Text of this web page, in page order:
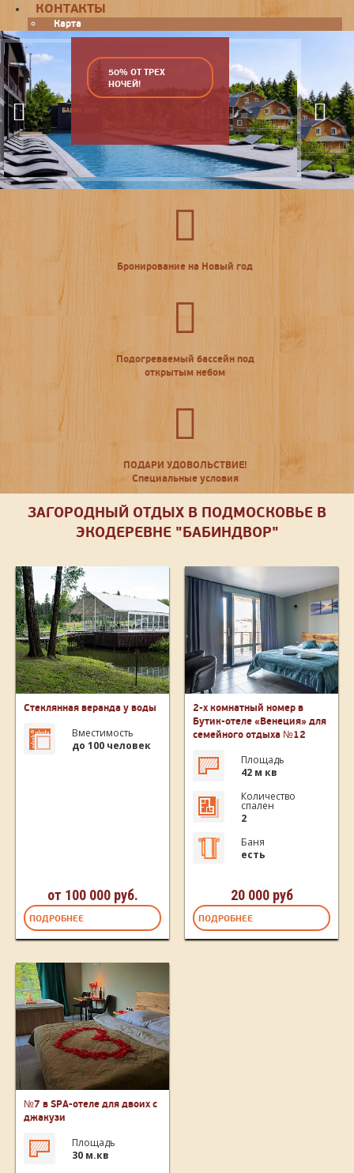
КОНТАКТЫ
Карта
Previous
50% ОТ ТРЕХ
НОЧЕЙ!
Next
Бронирование на Новый год
Подогреваемый бассейн под
открытым небом
ПОДАРИ УДОВОЛЬСТВИЕ!
Специальные условия
ЗАГОРОДНЫЙ ОТДЫХ В ПОДМОСКОВЬЕ В
ЭКОДЕРЕВНЕ "БАБИНДВОР"
Стеклянная веранда у воды
Вместимость
до 100 человек
от 100 000 руб.
ПОДРОБНЕЕ
2-х комнатный номер в
Бутик-отеле «Венеция» для
семейного отдыха №12
Площадь
42 м кв
Количество
спален
2
Баня
есть
20 000 руб
ПОДРОБНЕЕ
№7 в SPA-отеле для двоих с
джакузи
Площадь
30 м.кв